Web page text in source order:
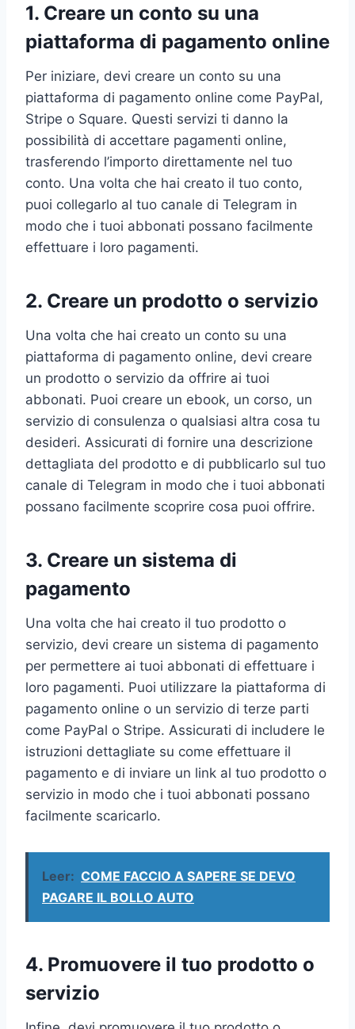
1. Creare un conto su una
piattaforma di pagamento online
Per iniziare, devi creare un conto su una
piattaforma di pagamento online come PayPal,
Stripe o Square. Questi servizi ti danno la
possibilità di accettare pagamenti online,
trasferendo l’importo direttamente nel tuo
conto. Una volta che hai creato il tuo conto,
puoi collegarlo al tuo canale di Telegram in
modo che i tuoi abbonati possano facilmente
effettuare i loro pagamenti.
2. Creare un prodotto o servizio
Una volta che hai creato un conto su una
piattaforma di pagamento online, devi creare
un prodotto o servizio da offrire ai tuoi
abbonati. Puoi creare un ebook, un corso, un
servizio di consulenza o qualsiasi altra cosa tu
desideri. Assicurati di fornire una descrizione
dettagliata del prodotto e di pubblicarlo sul tuo
canale di Telegram in modo che i tuoi abbonati
possano facilmente scoprire cosa puoi offrire.
3. Creare un sistema di
pagamento
Una volta che hai creato il tuo prodotto o
servizio, devi creare un sistema di pagamento
per permettere ai tuoi abbonati di effettuare i
loro pagamenti. Puoi utilizzare la piattaforma di
pagamento online o un servizio di terze parti
come PayPal o Stripe. Assicurati di includere le
istruzioni dettagliate su come effettuare il
pagamento e di inviare un link al tuo prodotto o
servizio in modo che i tuoi abbonati possano
facilmente scaricarlo.
Leer: COME FACCIO A SAPERE SE DEVO
PAGARE IL BOLLO AUTO
4. Promuovere il tuo prodotto o
servizio